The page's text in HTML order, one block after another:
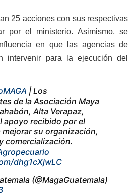
25 acciones con sus respectivas
por el ministerio. Asimismo, se
en que las agencias de
intervenir para la ejecución del
| Los
de la Asociación Maya
Alta Verapaz,
apoyo recibido por el
mejorar su organización,
comercialización.
dhg1cXjwLC
(@MagaGuatemala)